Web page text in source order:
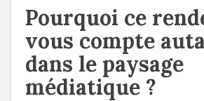
Pourquoi ce
vous compte
dans le paysage
médiatique ?